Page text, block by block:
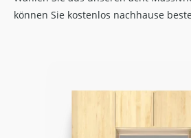
können Sie kostenlos nachhause